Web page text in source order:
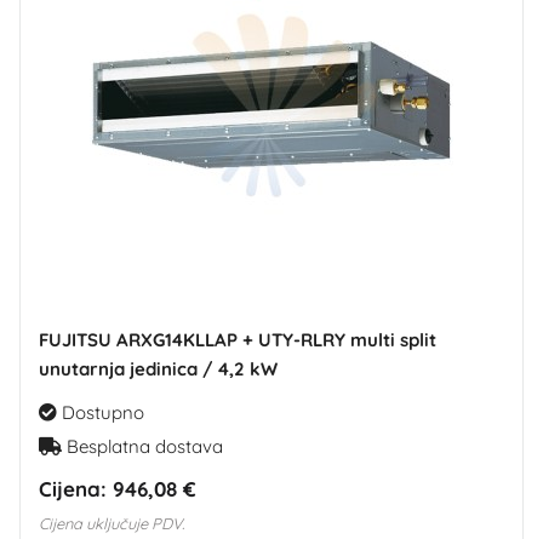
FUJITSU ARXG14KLLAP + UTY-RLRY multi split
unutarnja jedinica / 4,2 kW
Dostupno
Besplatna dostava
Cijena: 946,08 €
Cijena uključuje PDV.